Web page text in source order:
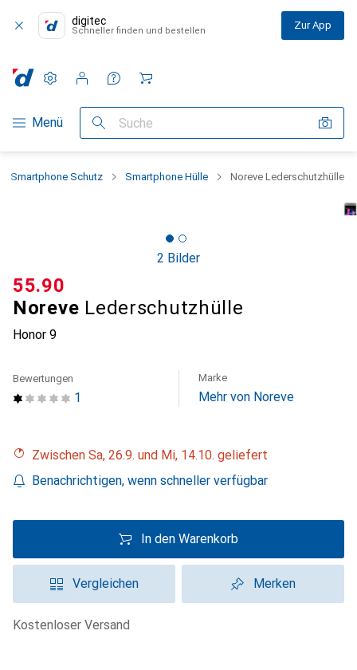
digitec
Schneller finden und bestellen Zur App
Navigation nach Kategorien
Menü Suche
Einstellungen
Kundenkonto
Vergleichslisten
Merklisten
Warenkorb
Smartphone Schutz Smartphone Hülle Noreve Lederschutzhülle
2 Bilder
Noreve Lederschutzhülle
Honor 9
CHF
55.90
1
Bewertungen Marke
Mehr von Noreve
Zwischen Sa, 26.9. und Mi, 14.10. geliefert
Benachrichtigen, wenn schneller verfügbar
In den Warenkorb
Vergleichen Merken
kostenloser Versand